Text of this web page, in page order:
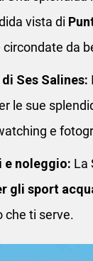
vista di
da
Ses Salines:
le sue
e
e noleggio: La
gli sport
che ti serve.